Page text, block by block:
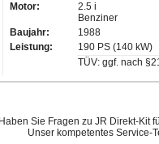
Motor:
2.5 i
Benziner
Baujahr:
1988
Leistung:
190 PS (140 kW)
TÜV: ggf. nach
Haben Sie Fragen zu JR Direkt-Kit
Unser kompetentes Service-